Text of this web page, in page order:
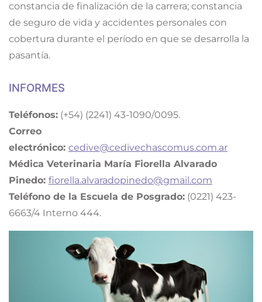
constancia de finalización de la carrera; constancia
de seguro de vida y accidentes personales con
cobertura durante el período en que se desarrolla la
pasantía.
INFORMES
Teléfonos: (+54) (2241) 43-1090/0095.
Correo
electrónico: cedive@cedivechascomus.com.ar
Médica Veterinaria María Fiorella Alvarado
Pinedo: fiorella.alvaradopinedo@gmail.com
Teléfono de la Escuela de Posgrado: (0221) 423-
6663/4 Interno 444.